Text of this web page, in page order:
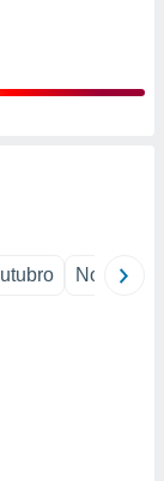
Novembro